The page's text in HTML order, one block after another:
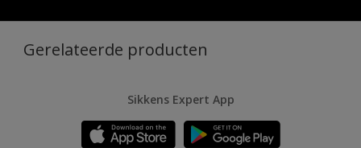
Gerelateerde producten
Sikkens Expert App